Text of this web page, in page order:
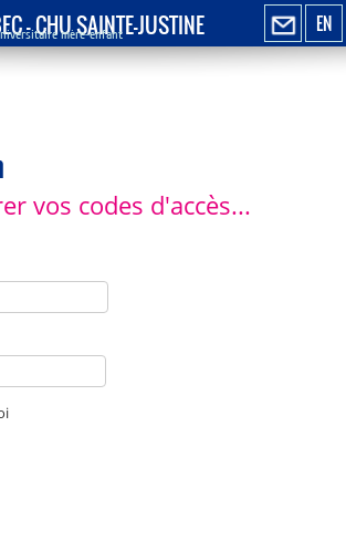
EN
- CHU SAINTE-JUSTINE
mère-enfant
vos codes d'accès...